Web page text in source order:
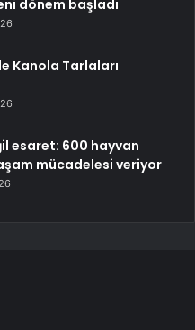
dönem başladı
Kanola Tarlaları
esaret: 600 hayvan
mücadelesi veriyor